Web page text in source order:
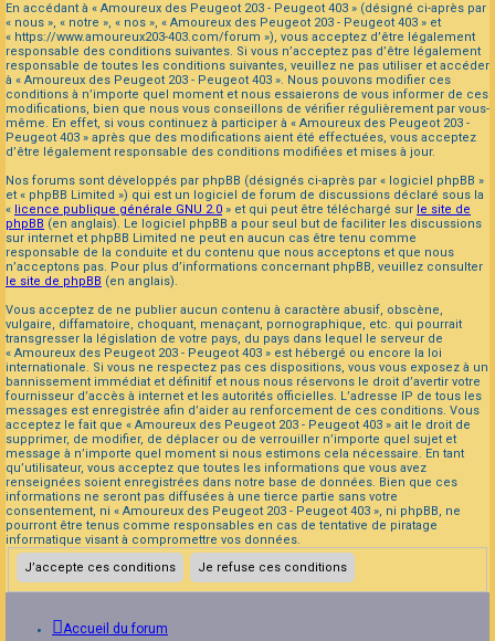
En accédant à « Amoureux des Peugeot 203 - Peugeot 403 » (désigné ci-après par
« nous », « notre », « nos », « Amoureux des Peugeot 203 - Peugeot 403 » et
« https://www.amoureux203-403.com/forum »), vous acceptez d’être légalement
responsable des conditions suivantes. Si vous n’acceptez pas d’être légalement
responsable de toutes les conditions suivantes, veuillez ne pas utiliser et accéder
à « Amoureux des Peugeot 203 - Peugeot 403 ». Nous pouvons modifier ces
conditions à n’importe quel moment et nous essaierons de vous informer de ces
modifications, bien que nous vous conseillons de vérifier régulièrement par vous-
même. En effet, si vous continuez à participer à « Amoureux des Peugeot 203 -
Peugeot 403 » après que des modifications aient été effectuées, vous acceptez
d’être légalement responsable des conditions modifiées et mises à jour.
Nos forums sont développés par phpBB (désignés ci-après par « logiciel phpBB »
et « phpBB Limited ») qui est un logiciel de forum de discussions déclaré sous la
« licence publique générale GNU 2.0 » et qui peut être téléchargé sur le site de
phpBB (en anglais). Le logiciel phpBB a pour seul but de faciliter les discussions
sur internet et phpBB Limited ne peut en aucun cas être tenu comme
responsable de la conduite et du contenu que nous acceptons et que nous
n’acceptons pas. Pour plus d’informations concernant phpBB, veuillez consulter
le site de phpBB (en anglais).
Vous acceptez de ne publier aucun contenu à caractère abusif, obscène,
vulgaire, diffamatoire, choquant, menaçant, pornographique, etc. qui pourrait
transgresser la législation de votre pays, du pays dans lequel le serveur de
« Amoureux des Peugeot 203 - Peugeot 403 » est hébergé ou encore la loi
internationale. Si vous ne respectez pas ces dispositions, vous vous exposez à un
bannissement immédiat et définitif et nous nous réservons le droit d’avertir votre
fournisseur d’accès à internet et les autorités officielles. L’adresse IP de tous les
messages est enregistrée afin d’aider au renforcement de ces conditions. Vous
acceptez le fait que « Amoureux des Peugeot 203 - Peugeot 403 » ait le droit de
supprimer, de modifier, de déplacer ou de verrouiller n’importe quel sujet et
message à n’importe quel moment si nous estimons cela nécessaire. En tant
qu’utilisateur, vous acceptez que toutes les informations que vous avez
renseignées soient enregistrées dans notre base de données. Bien que ces
informations ne seront pas diffusées à une tierce partie sans votre
consentement, ni « Amoureux des Peugeot 203 - Peugeot 403 », ni phpBB, ne
pourront être tenus comme responsables en cas de tentative de piratage
informatique visant à compromettre vos données.
Accueil du forum